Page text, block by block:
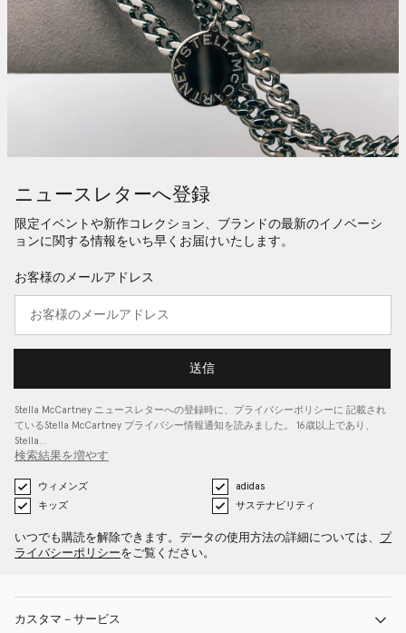
ニュースレターへ登録
限定イベントや新作コレクション、ブランドの最新のイノベーシ
ョンに関する情報をいち早くお届けいたします。
お客様のメールアドレス
送信
Stella McCartney ニュースレターへの登録時に、 プライバシーポリシーに 記載され
ているStella McCartney プライバシー情報通知を読みました。 16歳以上であり、
Stella…
検索結果を増やす
ウィメンズ
adidas
キッズ
サステナビリティ
いつでも購読を解除できます。データの使用方法の詳細については、 プ
ライバシーポリシーをご覧ください。
カスタマ－サービス